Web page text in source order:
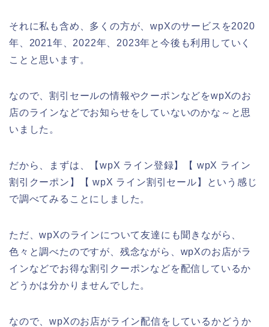
それに私も含め、多くの方が、wpXのサービスを2020
年、2021年、2022年、2023年と今後も利用していく
ことと思います。
なので、割引セールの情報やクーポンなどをwpXのお
店のラインなどでお知らせをしていないのかな～と思
いました。
だから、まずは、【wpX ライン登録】【 wpX ライン
割引クーポン】【 wpX ライン割引セール】という感じ
で調べてみることにしました。
ただ、wpXのラインについて友達にも聞きながら、
色々と調べたのですが、残念ながら、wpXのお店がラ
インなどでお得な割引クーポンなどを配信しているか
どうかは分かりませんでした。
なので、wpXのお店がライン配信をしているかどうか